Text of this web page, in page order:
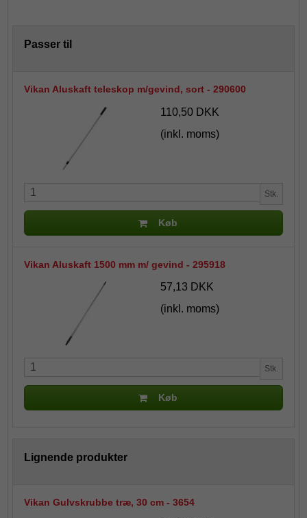
Passer til
Vikan Aluskaft teleskop m/gevind, sort - 290600
110,50 DKK
(inkl. moms)
Stk.
Køb
Vikan Aluskaft 1500 mm m/ gevind - 295918
57,13 DKK
(inkl. moms)
Stk.
Køb
Lignende produkter
Vikan Gulvskrubbe træ, 30 cm - 3654